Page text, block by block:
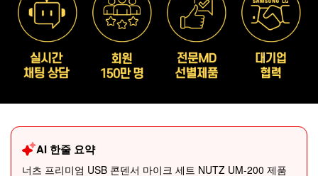
AI 한줄 요약
너츠 프리미엄 USB 콘덴서 마이크 세트 NUTZ UM-200 제품